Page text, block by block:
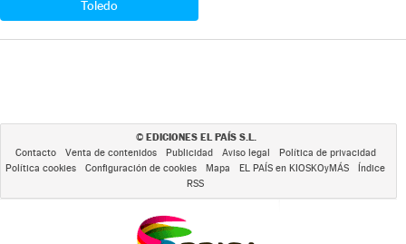
Toledo
© EDICIONES EL PAÍS S.L.
Contacto Venta de contenidos Publicidad Aviso legal
Política de privacidad
Política cookies
Configuración de cookies Mapa EL PAÍS en KIOSKOyMÁS
Índice
RSS